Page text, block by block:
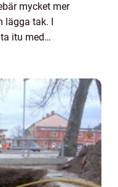
mycket mer
tak. I
itu med
E...